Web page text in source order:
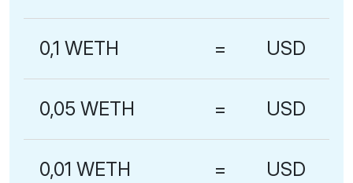
0,1 WETH = USD
0,05 WETH = USD
0,01 WETH = USD